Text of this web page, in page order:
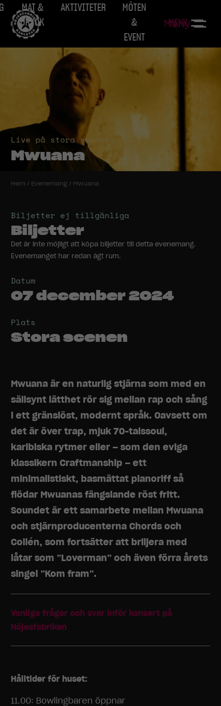
MAT &
DRYCK
AKTIVITETER
MÖTEN
&
EVENT
MENY
Meny
Live på stora scenen
Mwuana
Hem / Evenemang / Mwuana
Biljetter ej tillgänliga
Biljetter
Det är inte möjligt att köpa biljetter till detta evenemang.
Evenemanget har redan ägt rum.
Datum
07 december 2024
Plats
Stora scenen
Mwuana är en naturlig stjärna som med en
sällsynt lätthet rör sig mellan rap och sång
i ett gränslöst, modernt språk. Oavsett om
det är över trap, mjuk 70-talssoul,
karibiska rytmer eller – som den eviga
klassikern Craftmanship – ett
minimalistiskt, basmättat pianoriff så
flödar Mwuanas fängslande röst fritt.
Soundet är ett samarbete mellan Mwuana
och stjärnproducenterna Chords och
Collén, som fortsätter att briljera med
låtar som ”Loverman” och även förra årets
singel ”Kom fram”.
Vanliga frågor och svar inför konsert på
Nöjesfabriken
Hålltider för huset:
11.00: Bowlingbaren öppnar